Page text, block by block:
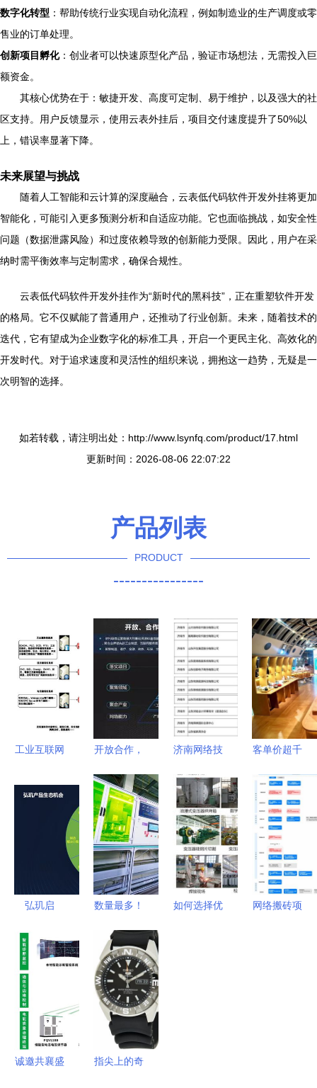
数字化转型 ：帮助传统行业实现自动化流程，例如制造业的生产调度或零
售业的订单处理。
创新项目孵化：创业者可以快速原型化产品，验证市场想法，无需投入巨
额资金。
其核心优势在于：敏捷开发、高度可定制、易于维护，以及强大的社
区支持。用户反馈显示，使用云表外挂后，项目交付速度提升了50%以
上，错误率显著下降。
未来展望与挑战
随着人工智能和云计算的深度融合，云表低代码软件开发外挂将更加
智能化，可能引入更多预测分析和自适应功能。它也面临挑战，如安全性
问题（数据泄露风险）和过度依赖导致的创新能力受限。因此，用户在采
纳时需平衡效率与定制需求，确保合规性。
云表低代码软件开发外挂作为“新时代的黑科技”，正在重塑软件开发
的格局。它不仅赋能了普通用户，还推动了行业创新。未来，随着技术的
迭代，它有望成为企业数字化的标准工具，开启一个更民主化、高效化的
开发时代。对于追求速度和灵活性的组织来说，拥抱这一趋势，无疑是一
次明智的选择。
如若转载，请注明出处：http://www.lsynfq.com/product/17.html
更新时间：2026-08-06 22:07:22
产品列表
PRODUCT
----------------
工业互联网
究与应用分
开放合作，
联网生态链
——中国联
通网络技术
研究院院长
张涌谈网络
技术服务新
济南网络技
2018年度
山东名牌榜
单
客单价超千
均到店8次
奇客巴士如
何通过网络
技术服务实
现高效运营
弘玑启
数字化服务
商扶持计
划” 赋能
500家伙
伴，共筑企
业智能转型
数量最多！
家工厂入选
全球工业
4.0灯塔网
络
如何选择优
网络搬砖项
诚邀共襄盛
指尖上的奇